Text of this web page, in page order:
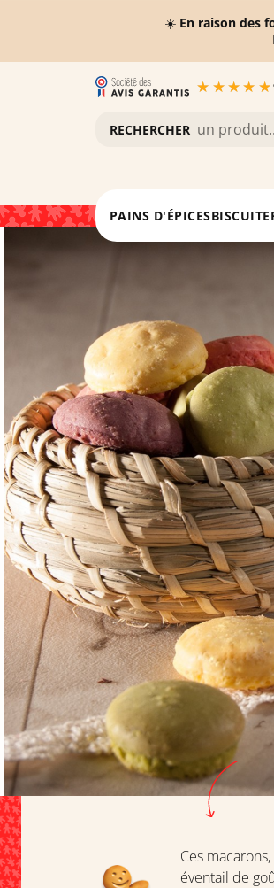
☀️ En raison des
RECHERCHER
PAINS D'ÉPICES
Ces
éventail de